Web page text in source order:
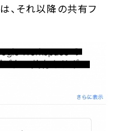
、それ以降の共有フ